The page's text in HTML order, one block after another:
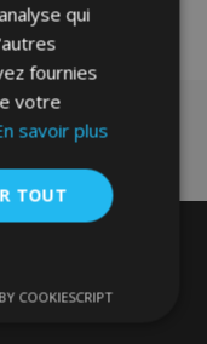
d'achats
qui
fournies
votre
savoir plus
TOUT
Ciblage
COOKIESCRIPT